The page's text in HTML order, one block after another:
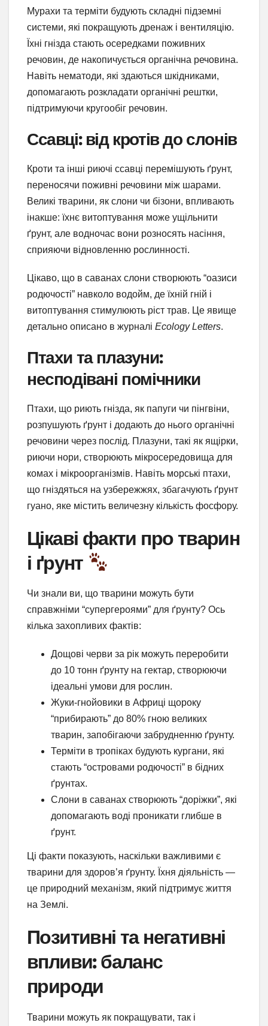
Мурахи та терміти будують складні підземні
системи, які покращують дренаж і вентиляцію.
Їхні гнізда стають осередками поживних
речовин, де накопичується органічна речовина.
Навіть нематоди, які здаються шкідниками,
допомагають розкладати органічні рештки,
підтримуючи кругообіг речовин.
Ссавці: від кротів до слонів
Кроти та інші риючі ссавці перемішують ґрунт,
переносячи поживні речовини між шарами.
Великі тварини, як слони чи бізони, впливають
інакше: їхнє витоптування може ущільнити
ґрунт, але водночас вони розносять насіння,
сприяючи відновленню рослинності.
Цікаво, що в саванах слони створюють “оазиси
родючості” навколо водойм, де їхній гній і
витоптування стимулюють ріст трав. Це явище
детально описано в журналі Ecology Letters.
Птахи та плазуни:
несподівані помічники
Птахи, що риють гнізда, як папуги чи пінгвіни,
розпушують ґрунт і додають до нього органічні
речовини через послід. Плазуни, такі як ящірки,
риючи нори, створюють мікросередовища для
комах і мікроорганізмів. Навіть морські птахи,
що гніздяться на узбережжях, збагачують ґрунт
гуано, яке містить величезну кількість фосфору.
Цікаві факти про тварин
і ґрунт
Чи знали ви, що тварини можуть бути
справжніми “супергероями” для ґрунту? Ось
кілька захопливих фактів:
Дощові черви за рік можуть переробити
до 10 тонн ґрунту на гектар, створюючи
ідеальні умови для рослин.
Жуки-гнойовики в Африці щороку
“прибирають” до 80% гною великих
тварин, запобігаючи забрудненню ґрунту.
Терміти в тропіках будують кургани, які
стають “островами родючості” в бідних
ґрунтах.
Слони в саванах створюють “доріжки”, які
допомагають воді проникати глибше в
ґрунт.
Ці факти показують, наскільки важливими є
тварини для здоров’я ґрунту. Їхня діяльність —
це природний механізм, який підтримує життя
на Землі.
Позитивні та негативні
впливи: баланс
природи
Тварини можуть як покращувати, так і